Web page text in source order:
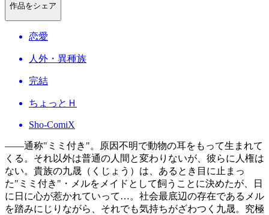
作品をシェア
恋愛
人外・異種族
完結
ちょっとＨ
Sho-ComiX
――通称"ミミ付き"。原因不明で動物の耳をもって生まれて
くる。それ以外は普通の人間と変わりないが、彼らに人権は
ない。貴族の九晟（くじょう）は、あるとき目に止まっ
た"ミミ付き"・メルをメイドとして飼うことに決めたが、日
に日に心が惹かれていって…。社会最底辺の存在であるメル
を踏みにじりながら、それでも気持ちがざわつく九晟。究極